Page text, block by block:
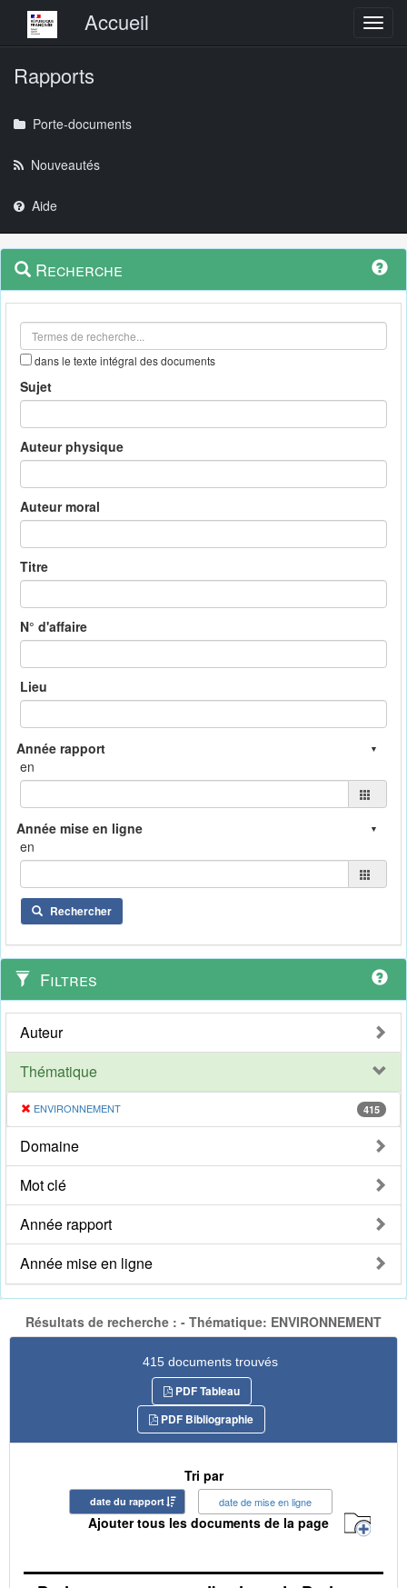
Menu principalAccueil
Rapports
Porte-documents
Nouveautés
Aide
Navigation
outils
Menu
contextuel
Recherche
dans le texte intégral des documents
Sujet
Auteur physique
Auteur moral
Titre
N° d'affaire
Lieu
en
en
Rechercher
Filtres
Auteur
Thématique
ENVIRONNEMENT 415
Domaine
Mot clé
Année rapport
Année mise en ligne
Résultats de recherche : - Thématique: ENVIRONNEMENT
415 documents trouvés
PDF Tableau
PDF Bibliographie
Tri par
date du rapport date de mise en ligne
Ajouter tous les documents de la page